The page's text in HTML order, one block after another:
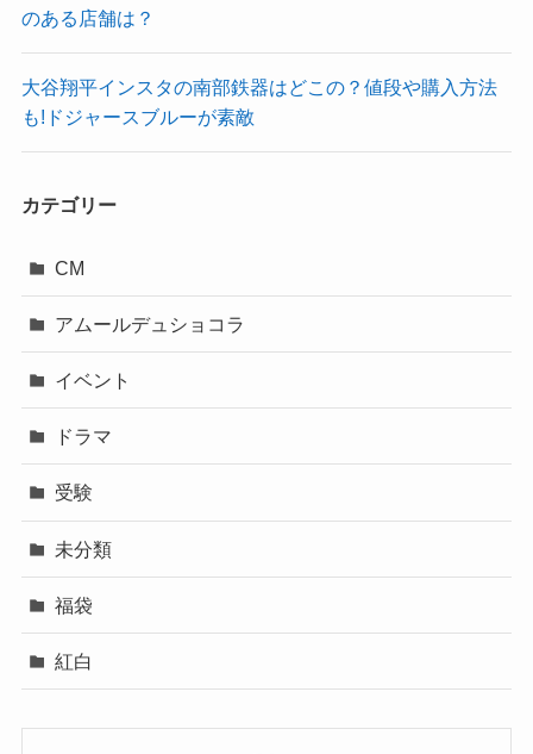
のある店舗は？
大谷翔平インスタの南部鉄器はどこの？値段や購入方法
も!ドジャースブルーが素敵
カテゴリー
CM
アムールデュショコラ
イベント
ドラマ
受験
未分類
福袋
紅白